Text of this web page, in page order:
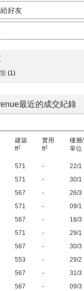
好友
(1)
最近的成交紀錄
建築
ft2
實用
ft2
樓層/
單位
571 - 22/1
571 - 30/1
567 - 26/3
571 - 09/1
567 - 18/3
571 - 29/1
567 - 30/3
553 - 29/2
567 - 31/3
567 - 09/3